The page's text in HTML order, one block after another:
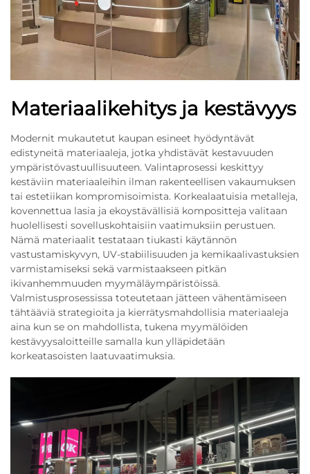
Materiaalikehitys ja kestävyys
Modernit mukautetut kaupan esineet hyödyntävät
edistyneitä materiaaleja, jotka yhdistävät kestavuuden
ympäristövastuullisuuteen. Valintaprosessi keskittyy
kestäviin materiaaleihin ilman rakenteellisen vakaumuksen
tai estetiikan kompromisoimista. Korkealaatuisia metalleja,
kovennettua lasia ja ekoystävällisiä kompositteja valitaan
huolellisesti sovelluskohtaisiin vaatimuksiin perustuen.
Nämä materiaalit testataan tiukasti käytännön
vastustamiskyvyn, UV-stabiilisuuden ja kemikaalivastuksien
varmistamiseksi sekä varmistaakseen pitkän
ikivanhemmuuden myymäläympäristöissä.
Valmistusprosessissa toteutetaan jätteen vähentämiseen
tähtääviä strategioita ja kierrätysmahdollisia materiaaleja
aina kun se on mahdollista, tukena myymälöiden
kestävyysaloitteille samalla kun ylläpidetään
korkeatasoisten laatuvaatimuksia.